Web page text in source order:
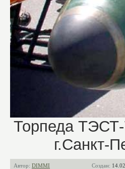
Торпеда ТЭСТ-
г.Санкт-
Автор: DIMMI Создан: